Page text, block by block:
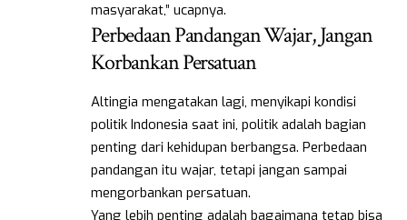
masyarakat,” ucapnya.
Perbedaan Pandangan Wajar, Jangan
Korbankan Persatuan
Altingia mengatakan lagi, menyikapi kondisi
politik Indonesia saat ini, politik adalah bagian
penting dari kehidupan berbangsa. Perbedaan
pandangan itu wajar, tetapi jangan sampai
mengorbankan persatuan.
Yang lebih penting adalah bagaimana tetap bisa